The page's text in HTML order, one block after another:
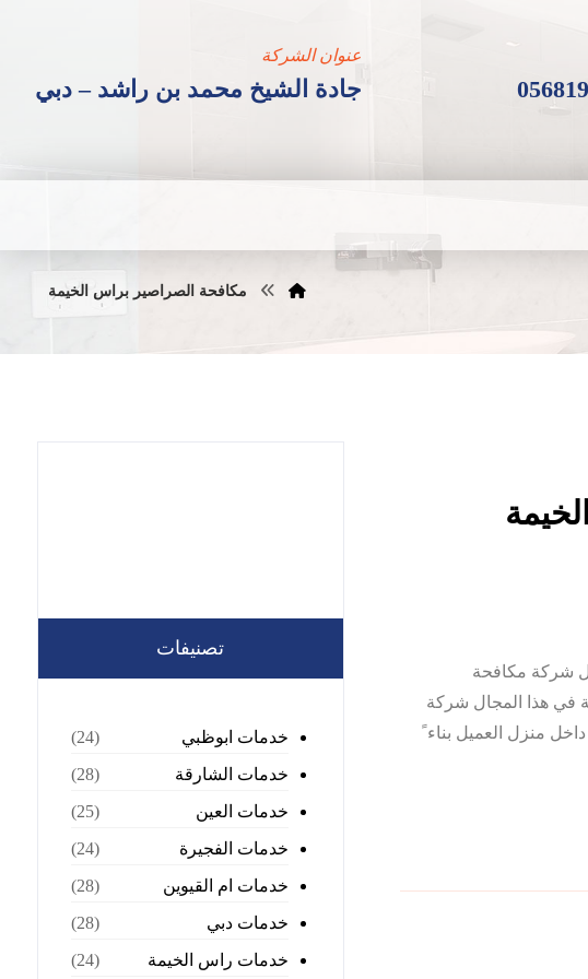
عنوان الشركة
جادة الشيخ محمد بن راشد – دبي
مكافحة الصراصير براس الخيمة
شركة مكافحة
في هذا المجال شركة
منزل العميل بناء
تصنيفات
خدمات ابوظبي
(24)
خدمات الشارقة
(28)
خدمات العين
(25)
خدمات الفجيرة
(24)
خدمات ام القيوين
(28)
خدمات دبي
(28)
خدمات راس الخيمة
(24)